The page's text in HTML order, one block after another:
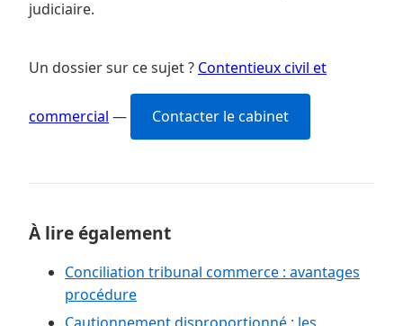
judiciaire.
Un dossier sur ce sujet ? Contentieux civil et
commercial — Contacter le cabinet
À lire également
Conciliation tribunal commerce : avantages
procédure